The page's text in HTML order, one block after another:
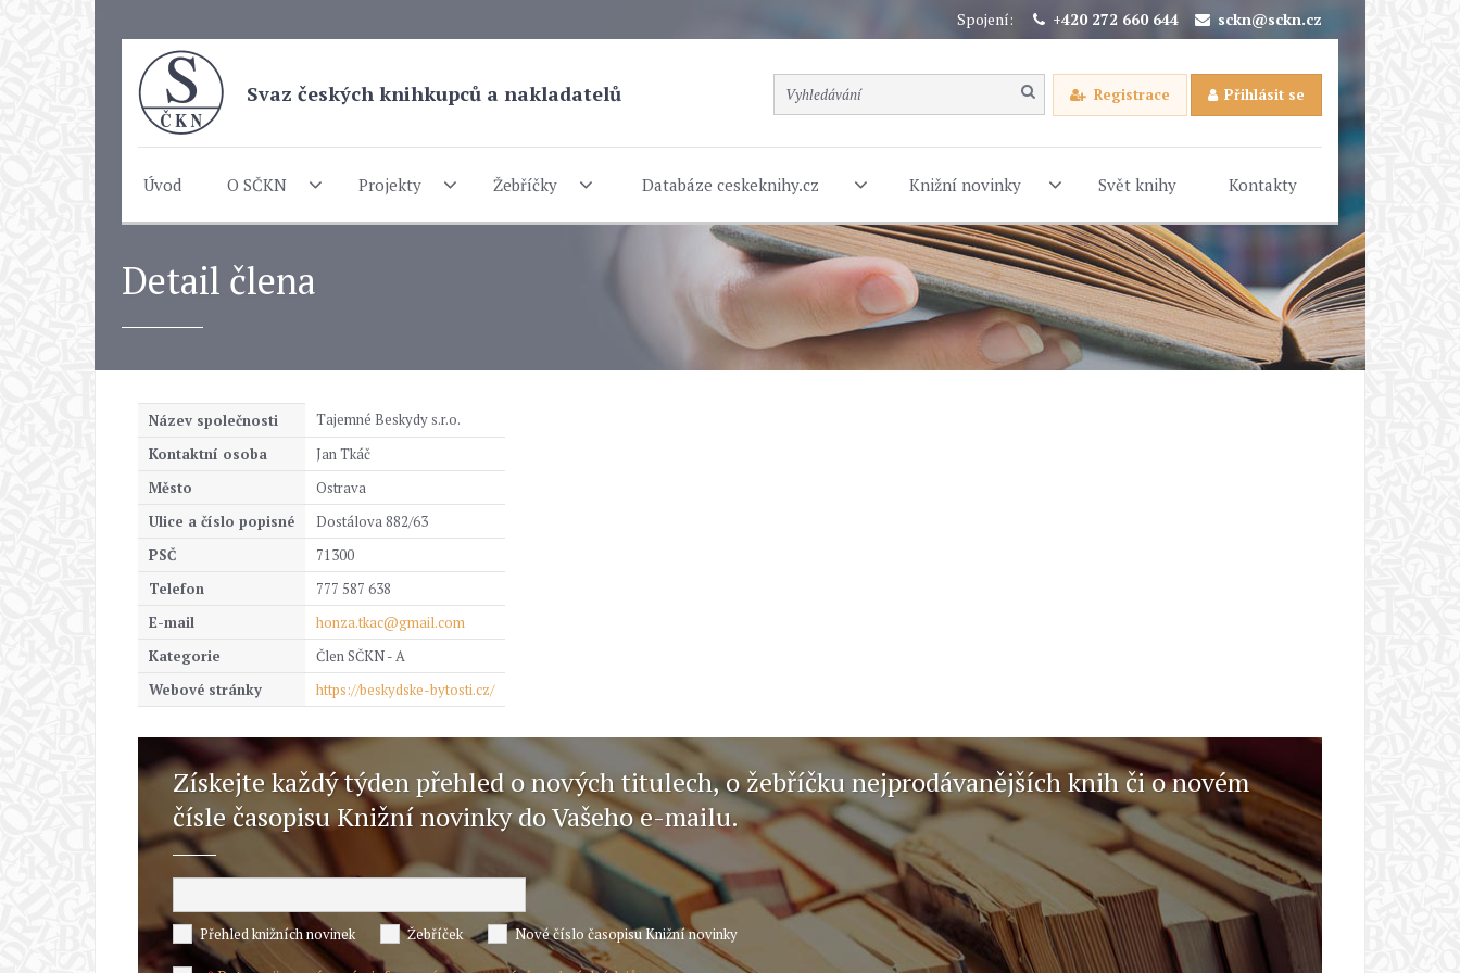
Spojení: +420 272 660 644 sckn@sckn.cz
Svaz českých knihkupců a nakladatelů Registrace Přihlásit se
Úvod O SČKN Projekty Žebříčky Databáze ceskeknihy.cz Knižní novinky Svět knihy Kontakty
Detail člena
Název společnosti
Tajemné Beskydy s.r.o.
Kontaktní osoba
Jan Tkáč
Město
Ostrava
Ulice a číslo popisné
Dostálova 882/63
PSČ
71300
Telefon
777 587 638
E-mail
honza.tkac@gmail.com
Kategorie
Člen SČKN - A
Webové stránky
https://beskydske-bytosti.cz/
Získejte každý týden přehled o nových titulech, o žebříčku nejprodávanějších knih či o novém
čísle časopisu Knižní novinky do Vašeho e-mailu.
Přehled knižních novinek Žebříček Nové číslo časopisu Knižní novinky